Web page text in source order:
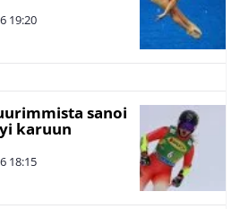
19:20
sanoi
karuun
18:15